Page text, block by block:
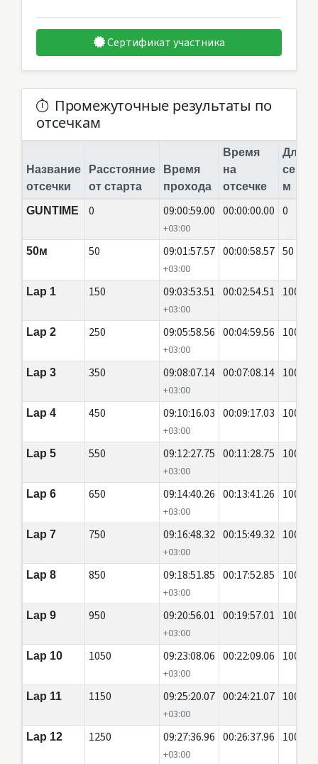
Сертификат участника
Промежуточные результаты по
отсечкам
Название
отсечки
Расстояние
от старта
Время
прохода
Время
на
отсечке
Длина
м
GUNTIME
0 09:00:59.00
+03:00
00:00:00.00 0
50м 50 09:01:57.57
+03:00
00:00:58.57 50
Lap 1 150 09:03:53.51
+03:00
00:02:54.51 100
Lap 2 250 09:05:58.56
+03:00
00:04:59.56 100
Lap 3 350 09:08:07.14
+03:00
00:07:08.14 100
Lap 4 450 09:10:16.03
+03:00
00:09:17.03 100
Lap 5 550 09:12:27.75
+03:00
00:11:28.75 100
Lap 6 650 09:14:40.26
+03:00
00:13:41.26 100
Lap 7 750 09:16:48.32
+03:00
00:15:49.32 100
Lap 8 850 09:18:51.85
+03:00
00:17:52.85 100
Lap 9 950 09:20:56.01
+03:00
00:19:57.01 100
Lap 10 1050 09:23:08.06
+03:00
00:22:09.06 100
Lap 11 1150 09:25:20.07
+03:00
00:24:21.07 100
Lap 12 1250 09:27:36.96
+03:00
00:26:37.96 100